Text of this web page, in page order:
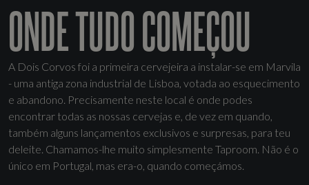
ONDE TUDO COMEÇOU
A Dois Corvos foi a primeira cervejeira a instalar-se em Marvila
- uma antiga zona industrial de Lisboa, votada ao esquecimento
e abandono. Precisamente neste local é onde podes
encontrar todas as nossas cervejas e, de vez em quando,
também alguns lançamentos exclusivos e surpresas, para teu
deleite. Chamamos-lhe muito simplesmente Taproom. Não é o
único em Portugal, mas era-o, quando começámos.